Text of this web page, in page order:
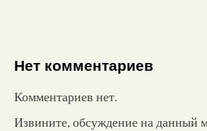
Нет комментариев
Комментариев нет.
Извините, обсуждение на данный